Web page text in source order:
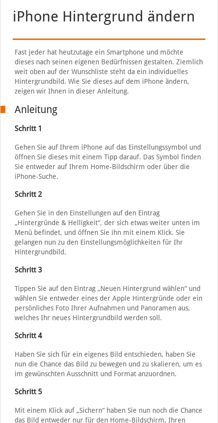
iPhone Hintergrund ändern
Fast jeder hat heutzutage ein Smartphone und möchte
dieses nach seinen eigenen Bedürfnissen gestalten. Ziemlich
weit oben auf der Wunschliste steht da ein individuelles
Hintergrundbild. Wie Sie dieses auf dem iPhone ändern,
zeigen wir Ihnen in dieser Anleitung.
Anleitung
Schritt 1
Gehen Sie auf Ihrem iPhone auf das Einstellungssymbol und
öffnen Sie dieses mit einem Tipp darauf. Das Symbol finden
Sie entweder auf Ihrem Home-Bildschirm oder über die
iPhone-Suche.
Schritt 2
Gehen Sie in den Einstellungen auf den Eintrag
„Hintergründe & Helligkeit“, der sich etwas weiter unten im
Menü befindet, und öffnen Sie ihn mit einem Klick. Sie
gelangen nun zu den Einstellungsmöglichkeiten für Ihr
Hintergrundbild.
Schritt 3
Tippen Sie auf den Eintrag „Neuen Hintergrund wählen“ und
wählen Sie entweder eines der Apple Hintergründe oder ein
persönliches Foto Ihrer Aufnahmen und Panoramen aus,
welches Ihr neues Hintergrundbild werden soll.
Schritt 4
Haben Sie sich für ein eigenes Bild entschieden, haben Sie
nun die Chance das Bild zu bewegen und zu skalieren, um es
im gewünschten Ausschnitt und Format anzuordnen.
Schritt 5
Mit einem Klick auf „Sichern“ haben Sie nun noch die Chance
das Bild entweder nur für den Home-Bildschirm, Ihren